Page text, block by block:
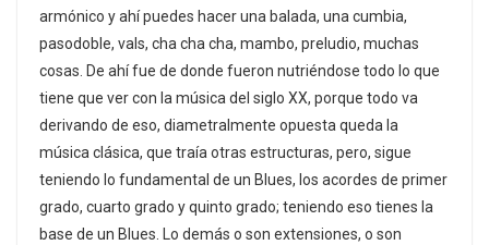
armónico y ahí puedes hacer una balada, una cumbia,
pasodoble, vals, cha cha cha, mambo, preludio, muchas
cosas. De ahí fue de donde fueron nutriéndose todo lo que
tiene que ver con la música del siglo XX, porque todo va
derivando de eso, diametralmente opuesta queda la
música clásica, que traía otras estructuras, pero, sigue
teniendo lo fundamental de un Blues, los acordes de primer
grado, cuarto grado y quinto grado; teniendo eso tienes la
base de un Blues. Lo demás o son extensiones, o son